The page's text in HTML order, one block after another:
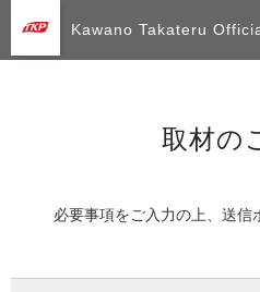
Kawano Takateru
取材の
必要事項をご入力の上、送信